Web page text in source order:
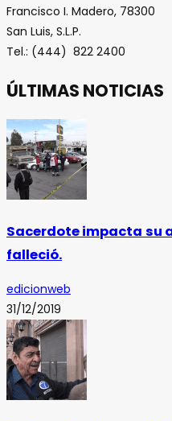
Francisco I. Madero, 78300
San Luis, S.L.P.
Tel.: (444) 822 2400
ÚLTIMAS NOTICIAS
Sacerdote impacta su
falleció.
edicionweb
31/12/2019